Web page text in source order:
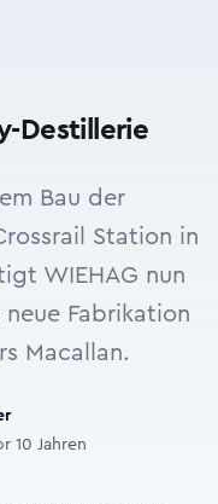
Destillerie
Bau der
Station in
WIEHAG nun
Fabrikation
Macallan.
10 Jahren